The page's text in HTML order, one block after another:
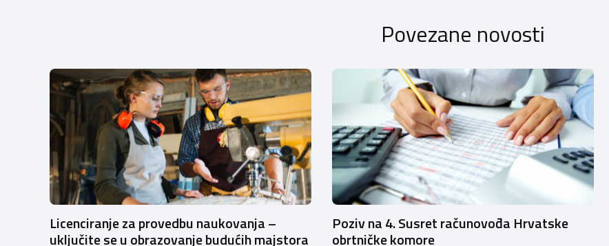
Povezane novosti
Licenciranje za provedbu naukovanja –
uključite se u obrazovanje budućih majstora
Poziv na 4. Susret računovođa Hrvatske
obrtničke komore